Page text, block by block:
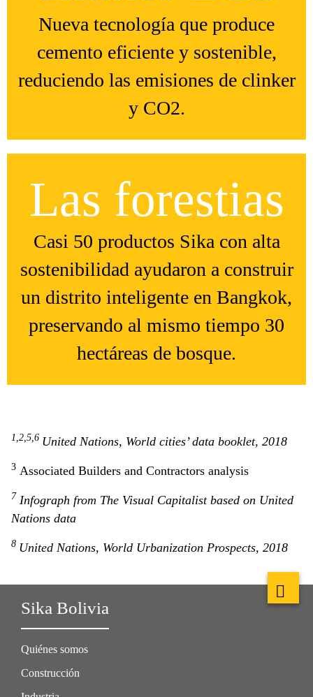
Nueva tecnología que produce
cemento eficiente y sostenible,
reduciendo las emisiones de clinker
y CO2.
Las forestias
Casi 50 productos Sika con alta
sostenibilidad ayudaron a construir
un distrito inteligente en Bangkok,
preservando al mismo tiempo 30
hectáreas de bosque.
1,2,5,6 United Nations, World cities’ data booklet, 2018
3 Associated Builders and Contractors analysis
7 Infograph from The Visual Capitalist based on United
Nations data
8 United Nations, World Urbanization Prospects, 2018
Sika Bolivia
Quiénes somos
Construcción